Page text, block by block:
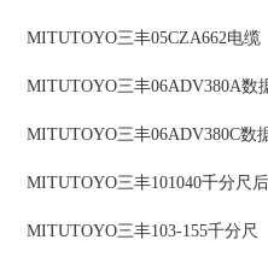
MITUTOYO三丰05CZA662电缆
MITUTOYO三丰06ADV380A数
MITUTOYO三丰06ADV380C数
MITUTOYO三丰101040千分尺
MITUTOYO三丰103-155千分尺